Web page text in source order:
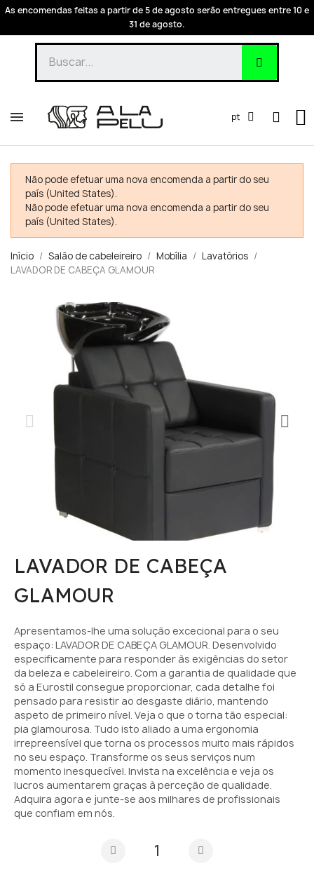
As encomendas feitas a partir de 5 de agosto serão entregues entre 10 e
31 de agosto.
pt
Não pode efetuar uma nova encomenda a partir do seu
país (United States).
Não pode efetuar uma nova encomenda a partir do seu
país (United States).
Início Salão de cabeleireiro Mobília
Lavatórios
LAVADOR DE CABEÇA GLAMOUR
LAVADOR DE CABEÇA
GLAMOUR
Apresentamos-lhe uma solução excecional para o seu
espaço: LAVADOR DE CABEÇA GLAMOUR. Desenvolvido
especificamente para responder às exigências do setor
da beleza e cabeleireiro. Com a garantia de qualidade que
só a Eurostil consegue proporcionar, cada detalhe foi
pensado para resistir ao desgaste diário, mantendo
aspeto de primeiro nível. Veja o que o torna tão especial:
pia glamourosa. Tudo isto aliado a uma ergonomia
irrepreensível que torna os processos muito mais rápidos
no seu espaço. Transforme os seus serviços num
momento inesquecível. Invista na excelência e veja os
lucros aumentarem graças à perceção de qualidade.
Adquira agora e junte-se aos milhares de profissionais
que confiam em nós.